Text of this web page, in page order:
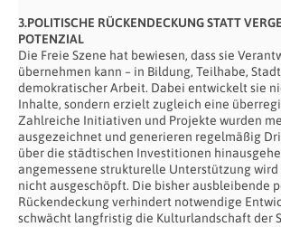
3.POLITISCHE RÜCKENDECKUNG STATT
POTENZIAL
Die Freie Szene hat bewiesen, dass sie
übernehmen kann – in Bildung, Teilhabe,
demokratischer Arbeit. Dabei entwickelt sie
Inhalte, sondern erzielt zugleich eine
Zahlreiche Initiativen und Projekte wurden
ausgezeichnet und generieren regelmäßig
über die städtischen Investitionen
angemessene strukturelle Unterstützung
nicht ausgeschöpft. Die bisher ausbleibende
Rückendeckung verhindert notwendige
schwächt langfristig die Kulturlandschaft der